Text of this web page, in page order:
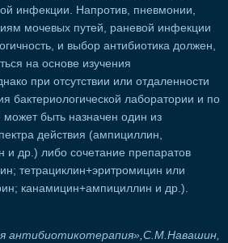
инфекции. Напротив, пневмонии,
мочевых путей, раневой инфекции
и выбор антибиотика должен,
на основе изучения
при отсутствии или отдаленности
бактериологической лаборатории и по
быть назначен один из
действия (ампициллин,
и др.) либо сочетание препаратов
тетрациклин+эритромицин или
канамицин+ампициллин и др.).
антибиотикотерапия»,С.М.Навашин,